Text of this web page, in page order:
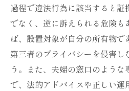
過程で違法行為に該当すると証
でなく、逆に訴えられる危険も
ば、設置対象が自分の所有物で
第三者のプライバシーを侵害し
う。また、夫婦の窓口のような
で、法的アドバイスや正しい運